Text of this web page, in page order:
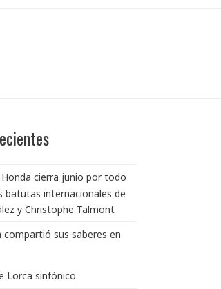
cierra junio por todo
batutas internacionales de
y Christophe Talmont
compartió sus saberes en
Lorca sinfónico